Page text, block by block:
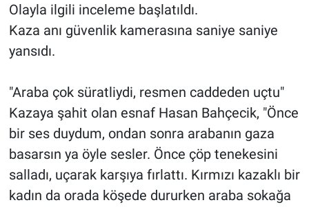
Olayla ilgili inceleme başlatıldı.
Kaza anı güvenlik kamerasına saniye saniye
yansıdı.
"Araba çok süratliydi, resmen caddeden uçtu"
Kazaya şahit olan esnaf Hasan Bahçecik, "Önce
bir ses duydum, ondan sonra arabanın gaza
basarsın ya öyle sesler. Önce çöp tenekesini
salladı, uçarak karşıya fırlattı. Kırmızı kazaklı bir
kadın da orada köşede dururken araba sokağa